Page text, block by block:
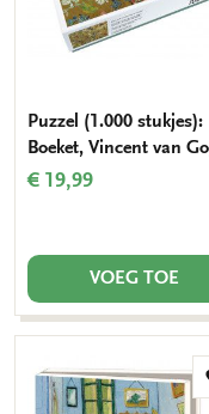
Puzzel (1.000 stukjes):
Boeket, Vincent van
€ 19,99
VOEG TOE